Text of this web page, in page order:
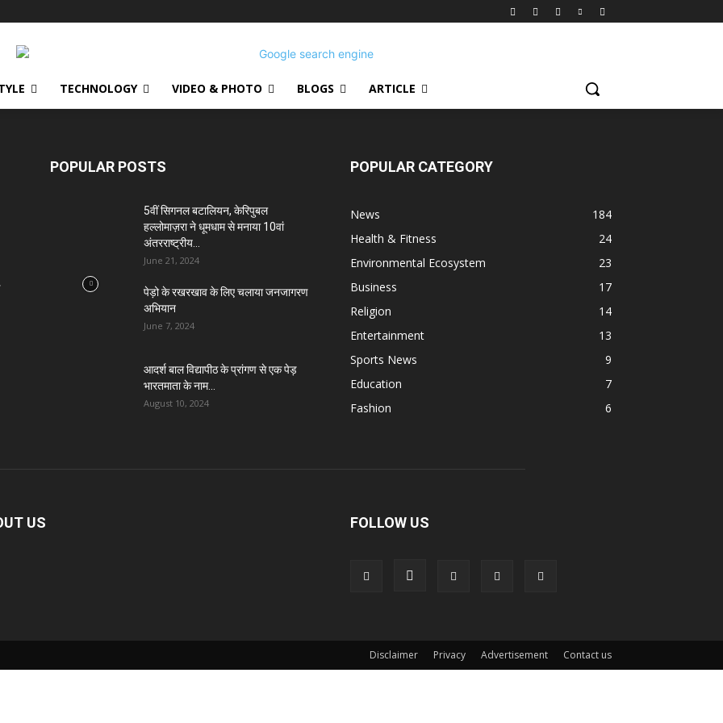
TECHNOLOGY VIDEO & PHOTO BLOGS ARTICLE
POPULAR POSTS
5वीं सिगनल बटालियन, केरिपुबल
हल्लोमाज़रा ने धूमधाम से मनाया 10वां
अंतरराष्ट्रीय...
June 21, 2024
पेड़ो के रखरखाव के लिए चलाया जनजागरण
अभियान
June 7, 2024
आदर्श बाल विद्यापीठ के प्रांगण से एक पेड़
भारतमाता के नाम...
August 10, 2024
POPULAR CATEGORY
News
184
Health & Fitness
24
Environmental Ecosystem
23
Business
17
Religion
14
Entertainment
13
Sports News
9
Education
7
Fashion
6
US FOLLOW US
Disclaimer Privacy Advertisement Contact us